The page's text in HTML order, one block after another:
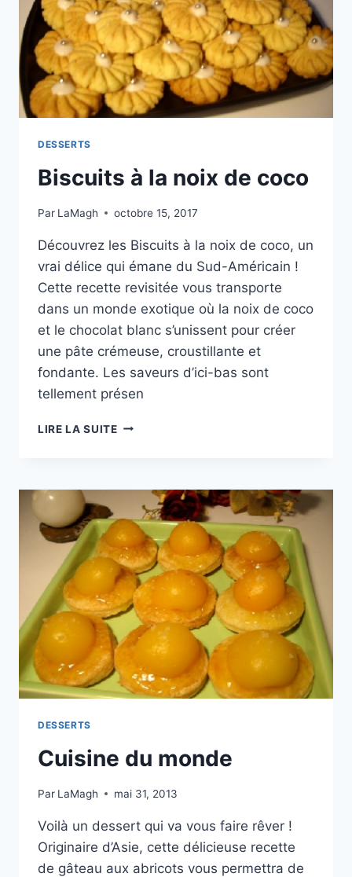
DESSERTS
Biscuits à la noix de coco
Par LaMagh octobre 15, 2017
Découvrez les Biscuits à la noix de coco, un
vrai délice qui émane du Sud-Américain !
Cette recette revisitée vous transporte
dans un monde exotique où la noix de coco
et le chocolat blanc s’unissent pour créer
une pâte crémeuse, croustillante et
fondante. Les saveurs d’ici-bas sont
tellement présen
LIRE LA SUITEBISCUITS
DE
COCO
DESSERTS
Cuisine du monde
Par LaMagh mai 31, 2013
Voilà un dessert qui va vous faire rêver !
Originaire d’Asie, cette délicieuse recette
de gâteau aux abricots vous permettra de